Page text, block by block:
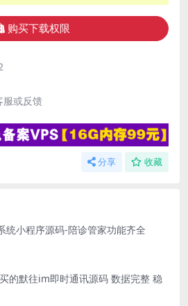
购买下载权限
服或反馈
分享 收藏
统小程序源码-陪诊管家功能齐全
的默往im即时通讯源码 数据完整 稳